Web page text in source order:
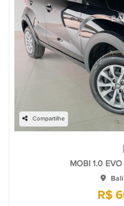
Compartilhe
MOBI 1.0
R$